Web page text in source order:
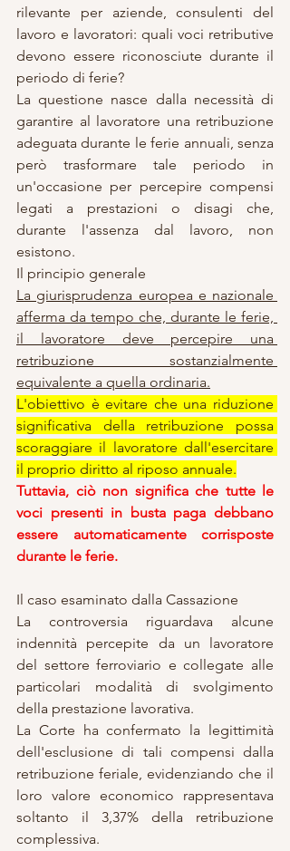
rilevante per aziende, consulenti del
lavoro e lavoratori: quali voci retributive
devono essere riconosciute durante il
periodo di ferie?
La questione nasce dalla necessità di
garantire al lavoratore una retribuzione
adeguata durante le ferie annuali, senza
però trasformare tale periodo in
un'occasione per percepire compensi
legati a prestazioni o disagi che,
durante l'assenza dal lavoro, non
esistono.
Il principio generale
La giurisprudenza europea e nazionale
afferma da tempo che, durante le ferie,
il lavoratore deve percepire una
retribuzione sostanzialmente
equivalente a quella ordinaria.
L'obiettivo è evitare che una riduzione
significativa della retribuzione possa
scoraggiare il lavoratore dall'esercitare
il proprio diritto al riposo annuale.
Tuttavia, ciò non significa che tutte le
voci presenti in busta paga debbano
essere automaticamente corrisposte
durante le ferie.
Il caso esaminato dalla Cassazione
La controversia riguardava alcune
indennità percepite da un lavoratore
del settore ferroviario e collegate alle
particolari modalità di svolgimento
della prestazione lavorativa.
La Corte ha confermato la legittimità
dell'esclusione di tali compensi dalla
retribuzione feriale, evidenziando che il
loro valore economico rappresentava
soltanto il 3,37% della retribuzione
complessiva.